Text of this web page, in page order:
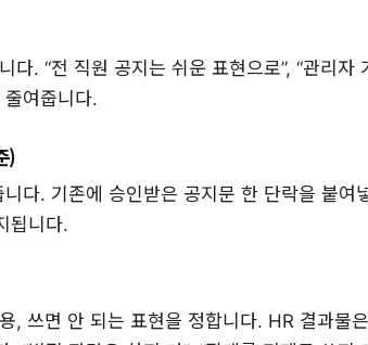
다. “전 직원 공지는 쉬운 표현으로”, “관리자
여줍니다.
)
다. 기존에 승인받은 공지문 한 단락을 붙여
됩니다.
, 쓰면 안 되는 표현을 정합니다. HR 결과물